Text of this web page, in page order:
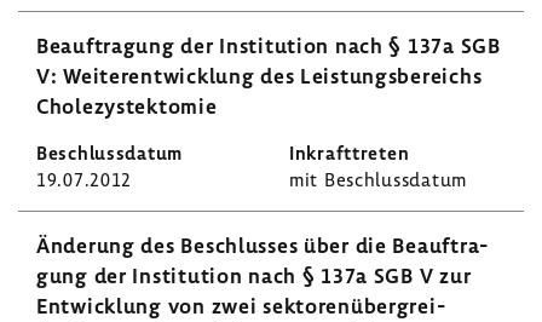
Beauf­tra­gung der Insti­tu­tion nach § 137a SGB
V: Weiter­ent­wick­lung des Leis­tungs­be­reichs
Chole­zys­tek­tomie
19.07.2012 mit Beschluss­datum
Ände­rung des Beschlusses über die Beauf­tra­
gung der Insti­tu­tion nach § 137a SGB V zur
Entwick­lung von zwei sekto­ren­über­grei­